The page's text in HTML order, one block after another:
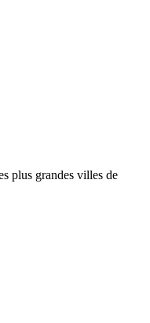
plus grandes villes de